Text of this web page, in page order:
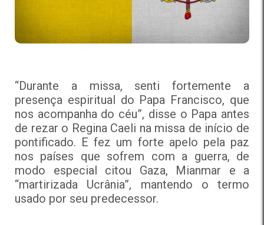
“Durante a missa, senti fortemente a
presença espiritual do Papa Francisco, que
nos acompanha do céu”, disse o Papa antes
de rezar o Regina Caeli na missa de início de
pontificado. E fez um forte apelo pela paz
nos países que sofrem com a guerra, de
modo especial citou Gaza, Mianmar e a
“martirizada Ucrânia”, mantendo o termo
usado por seu predecessor.